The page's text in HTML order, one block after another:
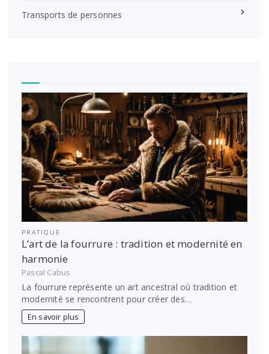
Transports de personnes
PRATIQUE
L’art de la fourrure : tradition et modernité en
harmonie
Pascal Cabus
La fourrure représente un art ancestral où tradition et
modernité se rencontrent pour créer des…
En savoir plus